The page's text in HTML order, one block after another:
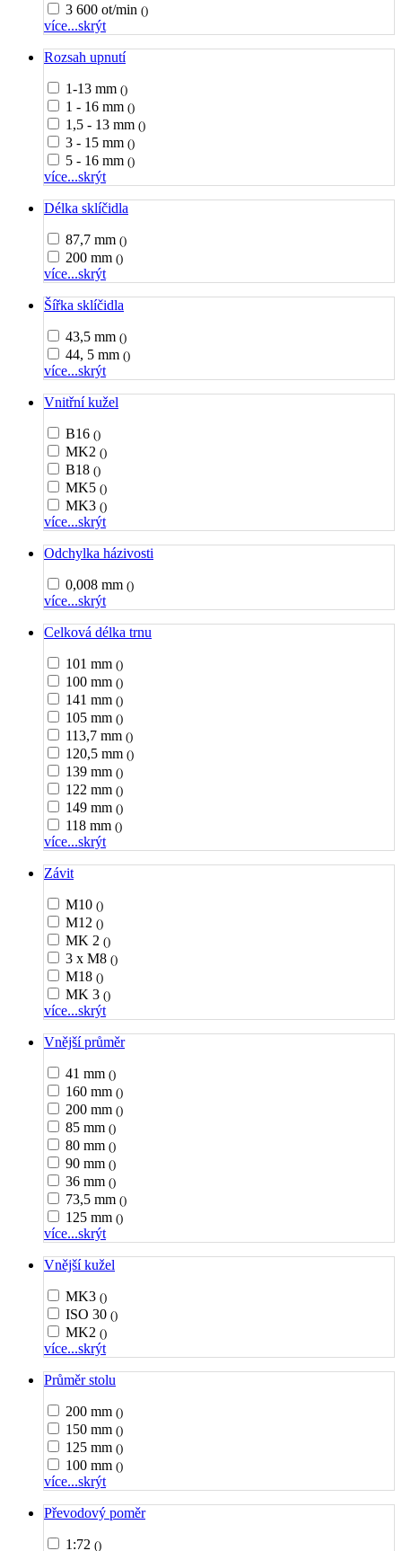
3 600 ot/min ()
více...skrýt
Rozsah upnutí
1-13 mm ()
1 - 16 mm ()
1,5 - 13 mm ()
3 - 15 mm ()
5 - 16 mm ()
více...skrýt
Délka sklíčidla
87,7 mm ()
200 mm ()
více...skrýt
Šířka sklíčidla
43,5 mm ()
44, 5 mm ()
více...skrýt
Vnitřní kužel
B16 ()
MK2 ()
B18 ()
MK5 ()
MK3 ()
více...skrýt
Odchylka házivosti
0,008 mm ()
více...skrýt
Celková délka trnu
101 mm ()
100 mm ()
141 mm ()
105 mm ()
113,7 mm ()
120,5 mm ()
139 mm ()
122 mm ()
149 mm ()
118 mm ()
více...skrýt
Závit
M10 ()
M12 ()
MK 2 ()
3 x M8 ()
M18 ()
MK 3 ()
více...skrýt
Vnější průměr
41 mm ()
160 mm ()
200 mm ()
85 mm ()
80 mm ()
90 mm ()
36 mm ()
73,5 mm ()
125 mm ()
více...skrýt
Vnější kužel
MK3 ()
ISO 30 ()
MK2 ()
více...skrýt
Průměr stolu
200 mm ()
150 mm ()
125 mm ()
100 mm ()
více...skrýt
Převodový poměr
1:72 ()